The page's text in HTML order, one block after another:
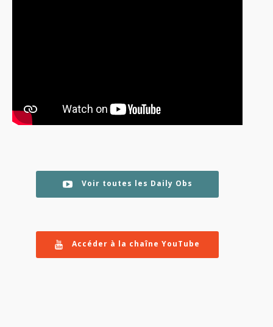
Voir toutes les Daily Obs
Accéder à la chaîne YouTube